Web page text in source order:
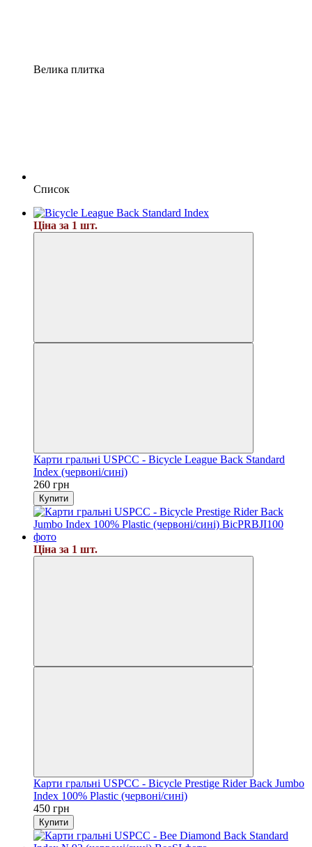
Велика плитка
Список
Ціна за 1 шт.
Карти гральні USPCC - Bicycle League Back Standard
Index (червоні/сині)
260 грн
Купити
Ціна за 1 шт.
Карти гральні USPCC - Bicycle Prestige Rider Back Jumbo
Index 100% Plastic (червоні/сині)
450 грн
Купити